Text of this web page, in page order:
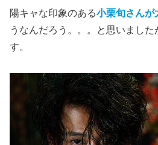
陽キャな印象のある小栗旬さんが
うなんだろう。。。と思いまし
す。